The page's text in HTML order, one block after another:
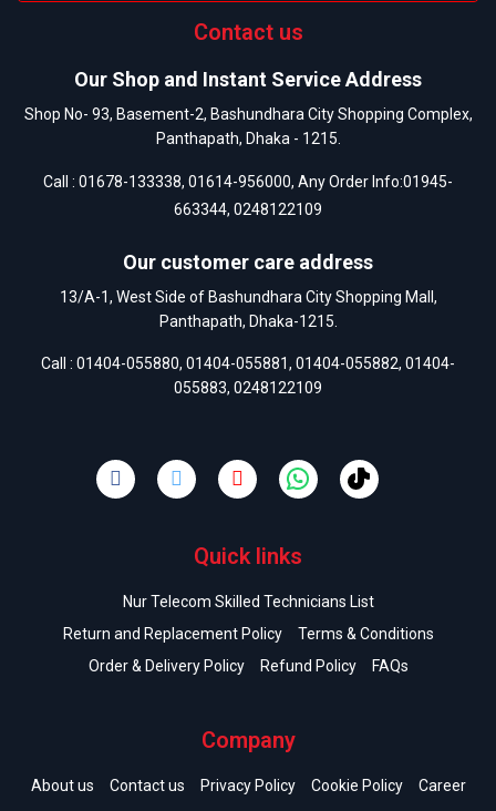
Contact us
Our Shop and Instant Service Address
Shop No- 93, Basement-2, Bashundhara City Shopping Complex,
Panthapath, Dhaka - 1215.
Call : 01678-133338, 01614-956000, Any Order Info:01945-
663344, 0248122109
Our customer care address
13/A-1, West Side of Bashundhara City Shopping Mall,
Panthapath, Dhaka-1215.
Call : 01404-055880, 01404-055881, 01404-055882, 01404-
055883, 0248122109
Quick links
Nur Telecom Skilled Technicians List
Return and Replacement Policy
Terms & Conditions
Order & Delivery Policy
Refund Policy FAQs
Company
About us Contact us Privacy Policy Cookie Policy Career